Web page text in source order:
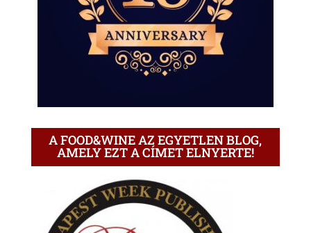
A FOOD&WINE AZ EGYETLEN BLOG,
AMELY EZT A CÍMET ELNYERTE!